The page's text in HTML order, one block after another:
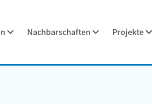
Nachbarschaften Projekte